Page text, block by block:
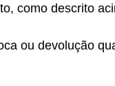
como descrito
ou devolução